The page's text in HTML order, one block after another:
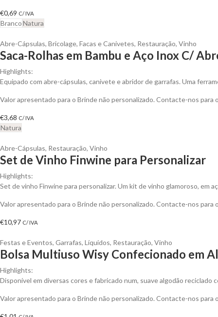
€0,69 C/ IVA
BrancoNatura
Abre-Cápsulas, Bricolage, Facas e Canivetes, Restauração, Vinho
Saca-Rolhas em Bambu e Aço Inox C/
Highlights:
Equipado com abre-cápsulas, canivete e abridor de garrafas. Uma
Valor apresentado para o Brinde não personalizado. Contacte-nos
€3,68 C/ IVA
Natura
Abre-Cápsulas, Restauração, Vinho
Set de Vinho Finwine para Personalizar
Highlights:
Set de vinho Finwine para personalizar. Um kit de vinho glamoroso, em
Valor apresentado para o Brinde não personalizado. Contacte-nos
€10,97 C/ IVA
Festas e Eventos, Garrafas, Líquidos, Restauração, Vinho
Bolsa Multiuso Wisy Confecionado em
Highlights:
Disponível em diversas cores e fabricado num, suave algodão reciclado
Valor apresentado para o Brinde não personalizado. Contacte-nos